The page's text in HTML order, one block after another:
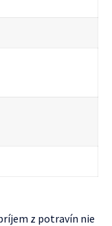
z potravín nie